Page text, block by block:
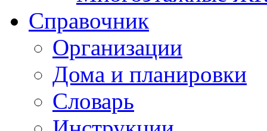
Справочник
Организации
Дома и планировки
Словарь